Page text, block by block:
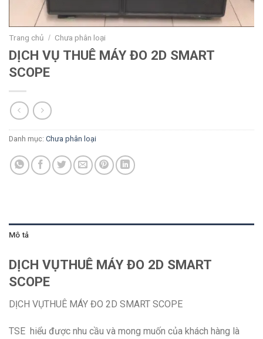
Trang chủ / Chưa phân loại
DỊCH VỤ THUÊ MÁY ĐO 2D SMART
SCOPE
Danh mục: Chưa phân loại
Mô tả
DỊCH VỤTHUÊ MÁY ĐO 2D SMART
SCOPE
DỊCH VỤTHUÊ MÁY ĐO 2D SMART SCOPE
TSE hiểu được nhu cầu và mong muốn của khách hàng là